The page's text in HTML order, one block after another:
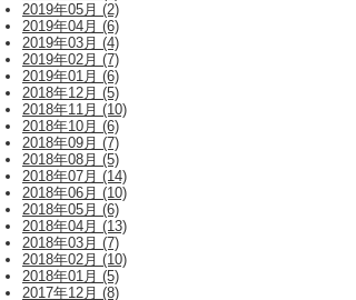
2019年05月 (2)
2019年04月 (6)
2019年03月 (4)
2019年02月 (7)
2019年01月 (6)
2018年12月 (5)
2018年11月 (10)
2018年10月 (6)
2018年09月 (7)
2018年08月 (5)
2018年07月 (14)
2018年06月 (10)
2018年05月 (6)
2018年04月 (13)
2018年03月 (7)
2018年02月 (10)
2018年01月 (5)
2017年12月 (8)